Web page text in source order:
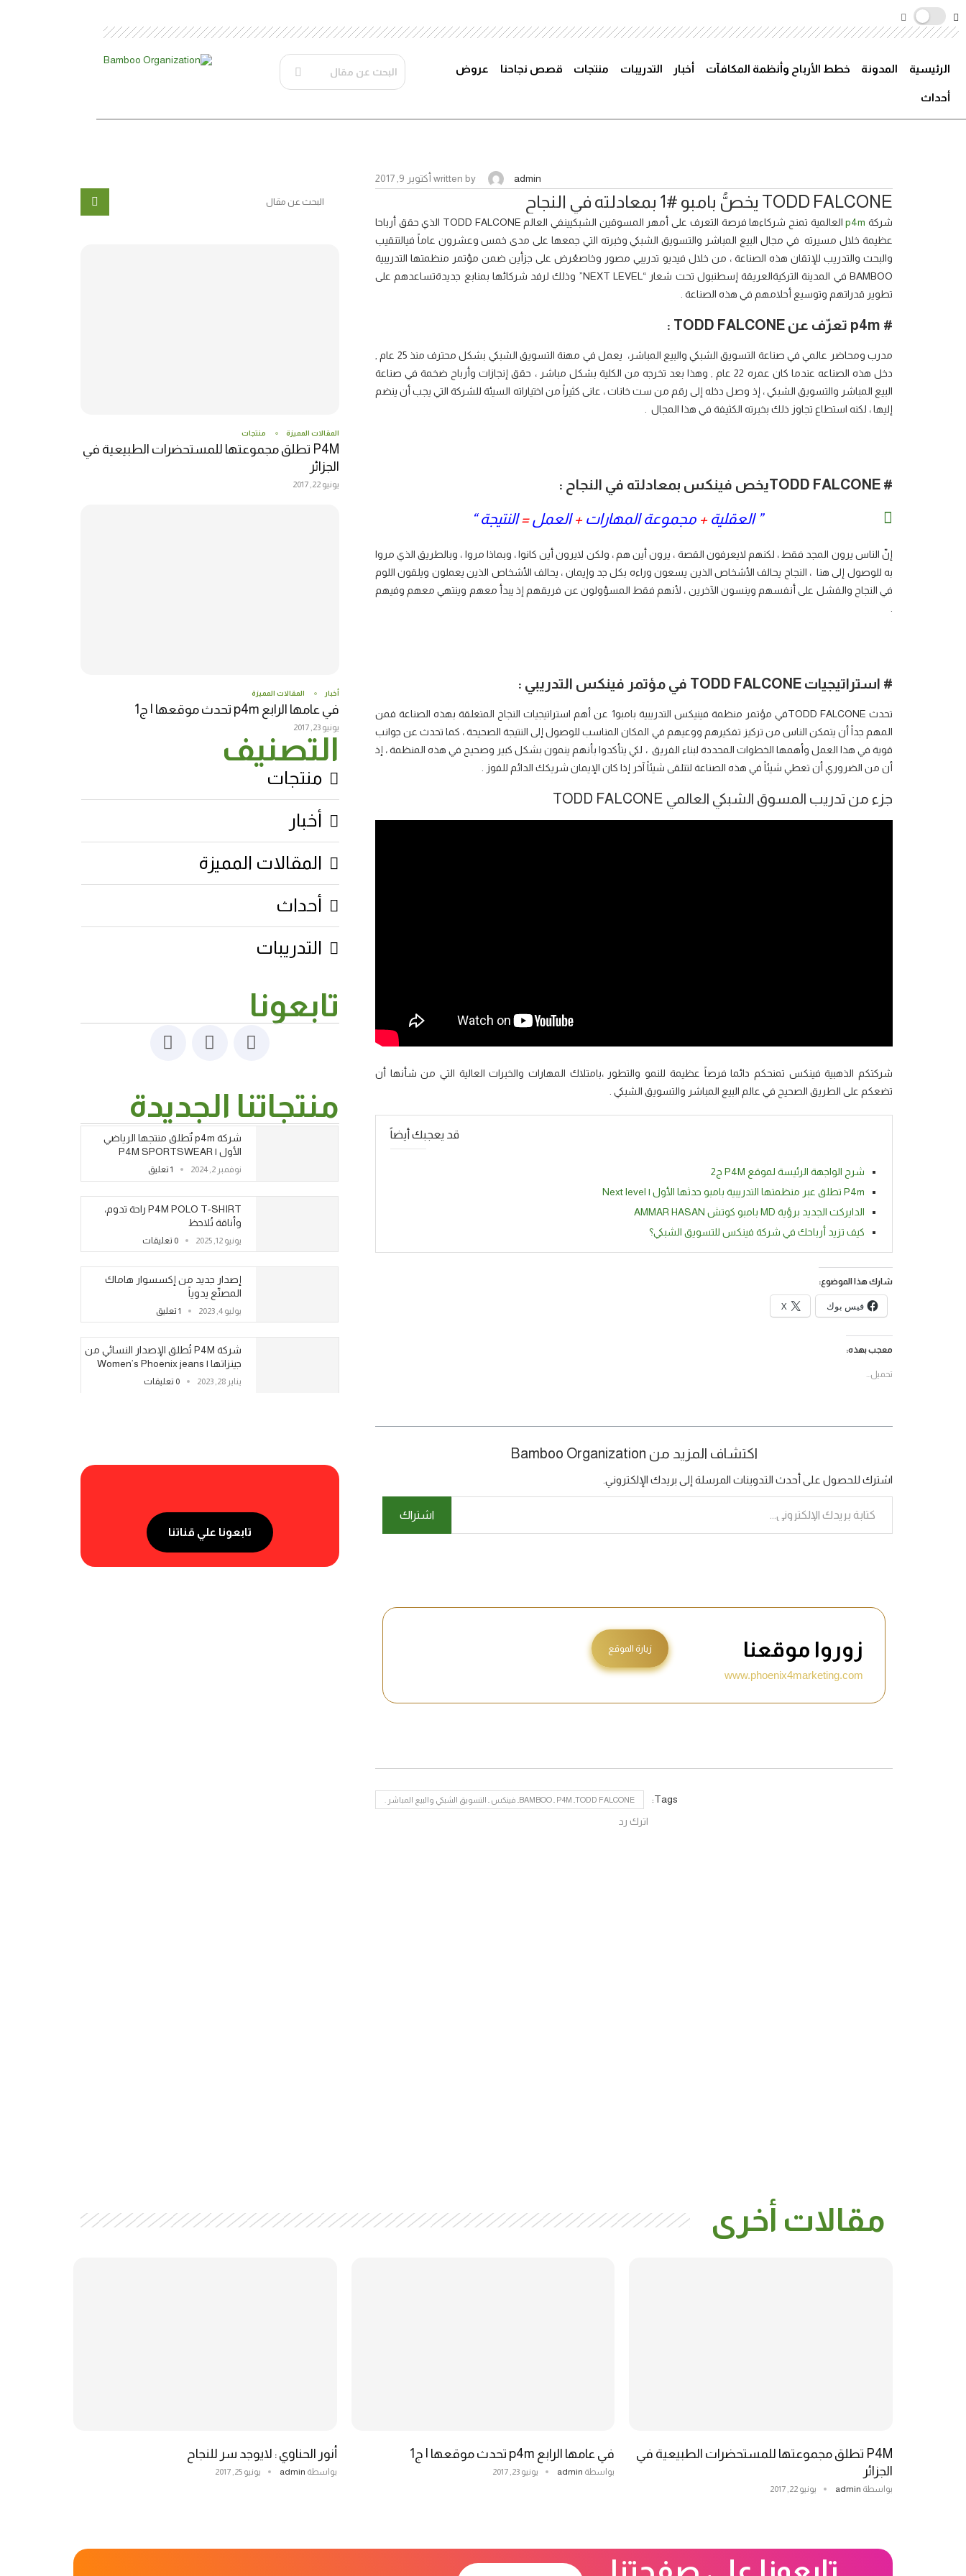
الرئيسية المدونة خطط الأرباح وأنظمة المكافآت أخبار التدريبات منتجات قصص نجاحنا عروض
أحداث
المقالات المميزة منتجات
P4M تطلق مجموعتها للمستحضرات الطبيعية في
الجزائر
يونيو 22, 2017
أخبار المقالات المميزة
في عامها الرابع p4m تحدث موقعها | ج1
يونيو 23, 2017
التصنيف
منتجات
أخبار
المقالات المميزة
أحداث
التدريبات
تابعونا
منتجاتنا الجديدة
شركة p4m تٌطلق منتجها الرياضي
الأول | P4M SPORTSWEAR
نوفمبر 2, 2024 1 تعليق
P4M POLO T-SHIRT راحة تدوم،
وأناقة تُلاحظ
يونيو 12, 2025 0 تعليقات
إصدار جديد من إكسسوار هاماك
المصنّع يدوياً
يوليو 4, 2023 1 تعليق
شركة P4M تُطلق الإصدار النسائي من
جينزاتها | Women’s Phoenix jeans
يناير 28, 2023 0 تعليقات
تابعونا علي قناتنا
written by admin أكتوبر 9, 2017
TODD FALCONE يخصُّ بامبو #1 بمعادلته في النجاح
شركة p4m
العالمية تمنح شركاءها فرصة التعرف على أمهر المسوقين الشبكيينفي العالم TODD FALCONE الذي حقق أرباحا
عظيمة خلال مسيرته في مجال البيع المباشر والتسويق الشبكي وخبرته التي جمعها على مدى خمس وعشرون عاماً فيالتنقيب
والبحث والتدريب للإتقان هذه الصناعة ، من خلال فيديو تدريبي مصور وخاصعُرض على جزأين ضمن مؤتمر منظمتها التدريبية
BAMBOO في المدينة التركيةالعريقة إسطنبول تحت شعار “NEXT LEVEL” وذلك لرفد شركائها بمنابع جديدةتساعدهم على
تطوير قدراتهم وتوسيع أحلامهم في هذه الصناعة .
#
p4m تعرّف عنTODD FALCONE
:
مدرب ومحاضر عالمي في صناعة التسويق الشبكي والبيع المباشر، يعمل في مهنة التسويق الشبكي بشكل محترف منذ 25 عام ,
دخل هذه الصناعه عندما كان عمره 22 عام , وهذا بعد تخرجه من الكلية بشكل مباشر ، حقق إنجازات وأرباح ضخمة في صناعة
البيع المباشر والتسويق الشبكي ، إذ وصل دخله إلى رقم من ست خانات ، عانى كثيراً من اختياراته السيئة للشركة التي يجب أن ينضم
إليها ، لكنه استطاع تجاوز ذلك بخبرته الكثيفة في هذا المجال .
#
TODD FALCONEيخص فينكس بمعادلته في النجاح :
” العقلية+ مجموعة المهارات+العمل=النتيجة “
إنّ الناس يرون المجد فقط ، لكنهم لايعرفون القصة ، يرون أين هم ، ولكن لايرون أين كانوا ، وبماذا مروا ، وبالطريق الذي مروا
به للوصول إلى هنا ، النجاح يحالف الأشخاص الذين يسعون وراءه بكل جد وإيمان ، يحالف الأشخاص الذين يعملون ويلقون اللوم
في النجاح والفشل على أنفسهم وينسون الآخرين ، لأنهم فقط المسؤولون عن فريقهم إذ يبدأ معهم وينتهي معهم وفيهم
# استراتيجياتTODD FALCONE في مؤتمر فينكس التدريبي :
تحدث TODD FALCONEفي مؤتمر منظمة فينيكس التدريبية بامبو1 عن أهم استراتيجيات النجاح المتعلقة بهذه الصناعة فمن
المهم جداً أن يتمكن الناس من تركيز تفكيرهم ووعيهم في المكان المناسب للوصول إلى النتيجة الصحيحة ، كما تحدث عن جوانب
قوية في هذا العمل وأهمها الخطوات المحددة لبناء الفريق ، لكي يتأكدوا بأنهم ينمون بشكل كبير وصحيح في هذه المنظمة ، إذ
أن من الضروري أن تعطي شيئاً في هذه الصناعة لتتلقى شيئاً آخر إذا كان الإيمان شريكك الدائم للفوز .
جزء من تدريب المسوق الشبكي العالمي TODD FALCONE
شركتكم الذهبية فينكس تمنحكم دائما فرصاً عظيمة للنمو والتطور ،بامتلاك المهارات والخبرات العالية التي من شأنها أن
تضعكم على الطريق الصحيح في عالم البيع المباشر والتسويق الشبكي .
قد يعجبك أيضاً
شرح الواجهة الرئيسة لموقع P4M ج2
P4m تطلق عبر منظمتها التدريبية بامبو حدثها الأول | Next level
الدايركت الجديد برؤية MD بامبو كوتش AMMAR HASAN
كيف تزيد أرباحك في شركة فينكس للتسويق الشبكي؟
شارك هذا الموضوع:
فيس بوك X
معجب بهذه:
تحميل...
اكتشاف المزيد من Bamboo Organization
اشترك للحصول على أحدث التدوينات المرسلة إلى بريدك الإلكتروني.
اشتراك
زوروا موقعنا
www.phoenix4marketing.com
زيارة الموقع
Tags: TODD FALCONEـ P4M ـ BAMBOOـ فينكس ـ التسويق الشبكي والبيع المباشر .
اترك رد
مقالات أخرى
P4M تطلق مجموعتها للمستحضرات الطبيعية في
الجزائر
بواسطة admin يونيو 22, 2017
في عامها الرابع p4m تحدث موقعها | ج1
بواسطة admin يونيو 23, 2017
أنور الحناوي : لايوجد سر للنجاح
بواسطة admin يونيو 25, 2017